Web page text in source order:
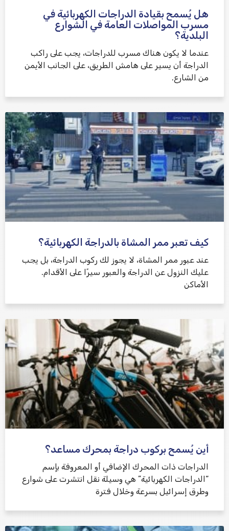
هل يُسمح بقيادة الدراجات الكهربائية في
مسرب المواصلات العامة في الشوارع
البلدية؟
عندما لا يكون هناك مسرب للدراجات، يجب على راكب
الدراجة أن يسير على هامش الطريق، على الجانب الأيمن
من الشارع.
كيف تعبر ممر المشاة بالدراجة الكهربائية؟
عند عبور ممر المشاة، لا يجوز لك ركوب الدراجة، بل يجب
عليك النزول عن الدراجة والعبور سيرًا على الأقدام.
الأماكن
أين يُسمح بركوب دراجة بمحرك مساعد؟
الدراجات ذات المحرك الإضافي أو المعروفة بإسم
“الدراجات الكهربائية” هي وسيلة نقل انتشرت على شوارع
وطرق إسرائيل بسرعة وخلال فترة